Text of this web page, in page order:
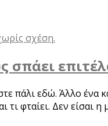
σπάει
πάλι εδώ. Άλλο
φταίει. Δεν είσαι